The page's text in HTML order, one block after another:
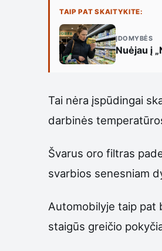
TAIP PAT SKAITYKITE:
ĮDOMYBĖS
Nuėjau į
Tai nėra įspūdingai
darbinės
Švarus oro filtras
svarbios senesniam
Automobilyje taip pat
staigūs greičio